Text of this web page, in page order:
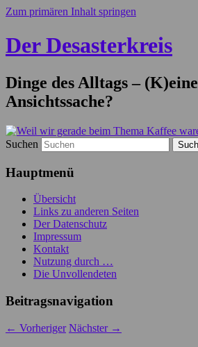
Zum primären Inhalt springen
Der Desasterkreis
Dinge des Alltags – (K)eine
Ansichtssache?
Suchen
Hauptmenü
Übersicht
Links zu anderen Seiten
Der Datenschutz
Impressum
Kontakt
Nutzung durch …
Die Unvollendeten
Beitragsnavigation
← Vorheriger Nächster →